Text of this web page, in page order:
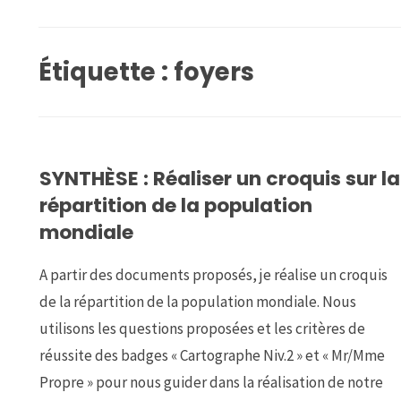
Étiquette : foyers
SYNTHÈSE : Réaliser un croquis sur la
répartition de la population
mondiale
A partir des documents proposés, je réalise un croquis
de la répartition de la population mondiale. Nous
utilisons les questions proposées et les critères de
réussite des badges « Cartographe Niv.2 » et « Mr/Mme
Propre » pour nous guider dans la réalisation de notre